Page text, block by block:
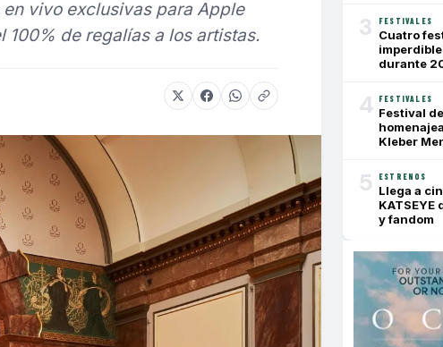
vivo exclusivas para Apple
100% de regalías a los artistas.
3 FESTIVALES
Cuatro
durante
4 FESTIVALES
Festival
Kleber
5 ESTRENOS
Llega a
y fandom